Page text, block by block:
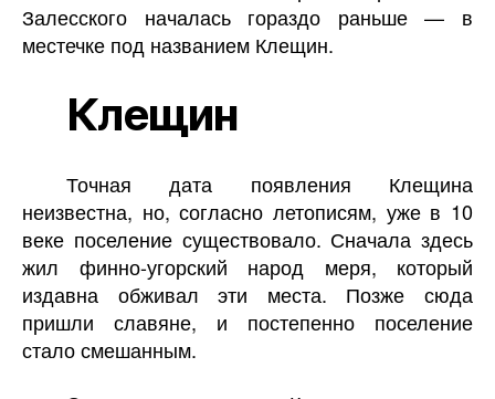
Залесского началась гораздо раньше — в
местечке под названием Клещин.
Клещин
Точная дата появления Клещина
неизвестна, но, согласно летописям, уже в 10
веке поселение существовало. Сначала здесь
жил финно-угорский народ меря, который
издавна обживал эти места. Позже сюда
пришли славяне, и постепенно поселение
стало смешанным.